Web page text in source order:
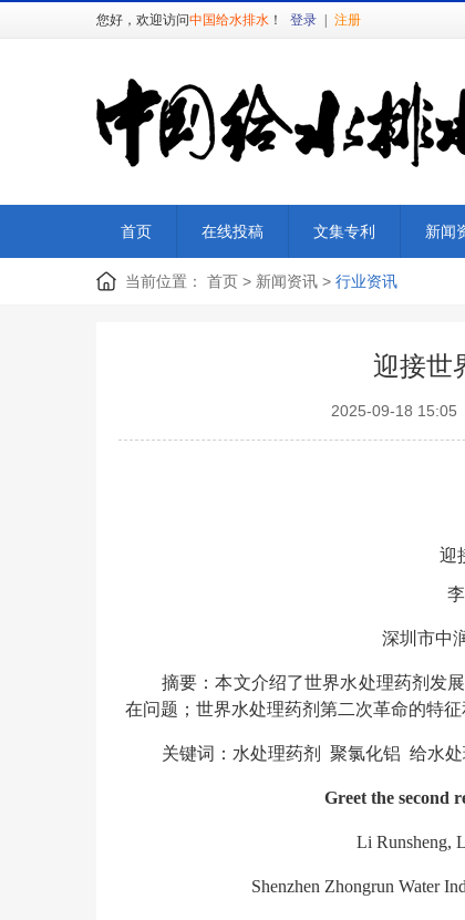
您好，欢迎访问中国给水排水 ！ 登录 注册
首页 在线投稿 文集专利 新闻
当前位置： 首页 > 新闻资讯 > 行业资讯
迎接世
2025-09-18
迎
深圳市中
摘要：本文介绍了世界水处理药剂发
在问题；世界水处理药剂第二次革命的特征
关键词：水处理药剂 聚氯化铝 给水
Greet the second
Li Runsheng,
Shenzhen Zhongrun Water